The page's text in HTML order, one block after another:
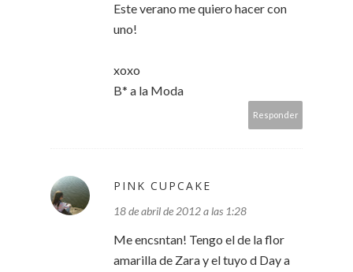
Este verano me quiero hacer con
uno!
xoxo
B* a la Moda
Responder
PINK CUPCAKE
18 de abril de 2012 a las 1:28
Me encsntan! Tengo el de la flor
amarilla de Zara y el tuyo d Day a